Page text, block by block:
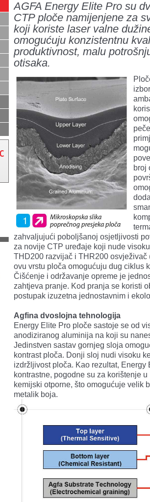
AGFA Energy Elite Pro su
CTP ploče namijenjene za
koji koriste laser valne
omogućuju konzistentnu
produktivnost, malu
otisaka.
broj
zahvaljujući poboljšanoj osjetljivosti
za novije CTP uređaje koji nude
THD200 razvijač i THR200
ovu vrstu ploča omogućuju dug ciklus
Čišćenje i održavanje opreme je
zahtjeva pranje. Kod pranja se koristi
postupak izuzetna jednostavnim i
Agfina dvoslojna tehnologija
Energy Elite Pro ploče sastoje se od
anodiziranog aluminija na koji su
Jedinstven sastav gornjeg sloja
kontrast ploča. Donji sloj nudi visoku
izdržljivost ploča. Kao rezultat, Energy
kontrastne, pogodne su za korištenje
kemijski otporne, što omogućuje velik
metalik boja.